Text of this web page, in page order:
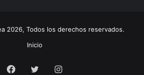
2026, Todos los derechos reservados.
Inicio
Facebook
TwitterInstagram